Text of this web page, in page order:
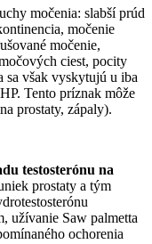
močenia: slabší prúd
močenie
močenie,
ciest, pocity
sa však vyskytujú u iba
Tento príznak môže
prostaty, zápaly).
testosterónu na
prostaty a tým
užívanie Saw palmetta
ochorenia